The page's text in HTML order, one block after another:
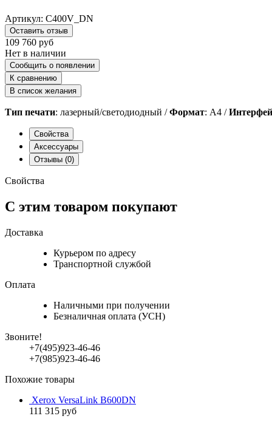
Артикул: C400V_DN
Оставить отзыв
109 760 руб
Нет в наличии
Сообщить о появлении
К сравнению
В список желания
Тип печати: лазерный/светодиодный /Формат: А4 /
Свойства
Аксессуары
Отзывы (0)
Свойства
С этим товаром покупают
Доставка
Курьером по адресу
Транспортной службой
Оплата
Наличными при получении
Безналичная оплата (УСН)
Звоните!
+7(495)923-46-46
+7(985)923-46-46
Похожие товары
Xerox VersaLink B600DN
111 315 руб